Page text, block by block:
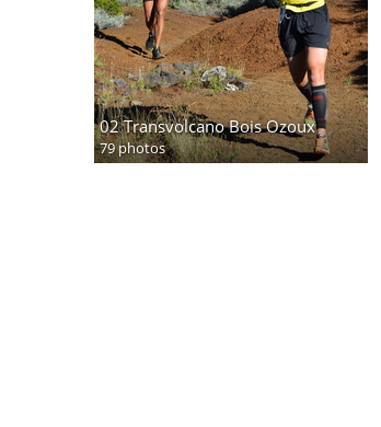
02 Transvolcano Bois Ozoux
79 photos